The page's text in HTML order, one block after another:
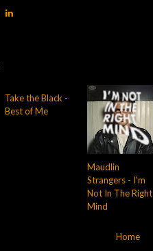
Take the Black -
Best of Me
Maudlin
Strangers - I'm
Not In The Right
Mind
Home